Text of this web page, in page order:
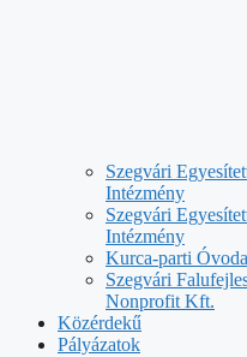
Szegvári
Intézmény
Szegvári
Intézmény
Kurca-parti Óvoda
Szegvári
Nonprofit Kft.
Közérdekű
Pályázatok